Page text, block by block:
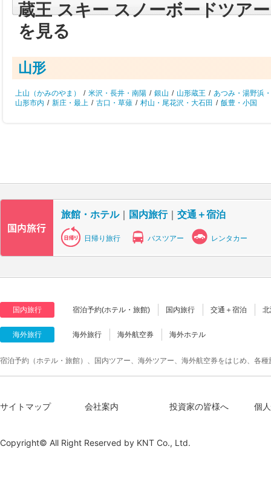
蔵王 スキー スノーボードツア
を見る
山形
上山（かみのやま） / 米沢・長井・南陽 / 銀山 / 山形蔵王 / あつみ・湯野浜
山形市内 / 新庄・最上 / 古口・草薙 / 村山・尾花沢・大石田 / 飯豊・小国
旅館・ホテル｜ 国内旅行｜ 交通＋宿泊
日帰り旅行 バスツアー レンタカー
国内旅行 宿泊予約(ホテル・旅館) 国内旅行 交通＋宿泊
海外旅行 海外旅行 海外航空券 海外ホテル
宿泊予約（ホテル・旅館）、国内ツアー、海外ツアー、海外航空券をはじめ、各
サイトマップ 会社案内 投資家の皆様へ 個
Copyright© All Right Reserved by KNT Co., Ltd.